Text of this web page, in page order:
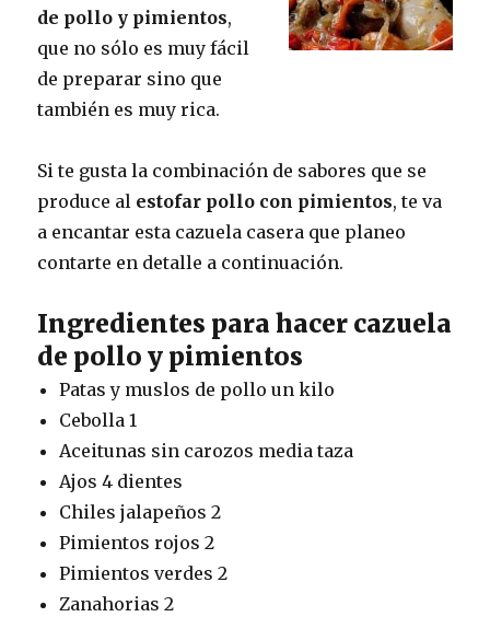
de pollo y pimientos,
que no sólo es muy fácil
de preparar sino que
también es muy rica.
Si te gusta la combinación de sabores que se
produce al estofar pollo con pimientos, te va
a encantar esta cazuela casera que planeo
contarte en detalle a continuación.
Ingredientes para hacer cazuela
de pollo y pimientos
Patas y muslos de pollo un kilo
Cebolla 1
Aceitunas sin carozos media taza
Ajos 4 dientes
Chiles jalapeños 2
Pimientos rojos 2
Pimientos verdes 2
Zanahorias 2